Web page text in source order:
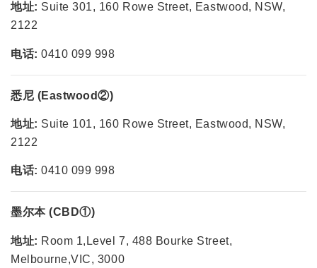
地址: Suite 301, 160 Rowe Street, Eastwood, NSW,
2122
电话: 0410 099 998
悉尼 (Eastwood②)
地址: Suite 101, 160 Rowe Street, Eastwood, NSW,
2122
电话: 0410 099 998
墨尔本 (CBD①)
地址: Room 1,Level 7, 488 Bourke Street,
Melbourne,VIC, 3000